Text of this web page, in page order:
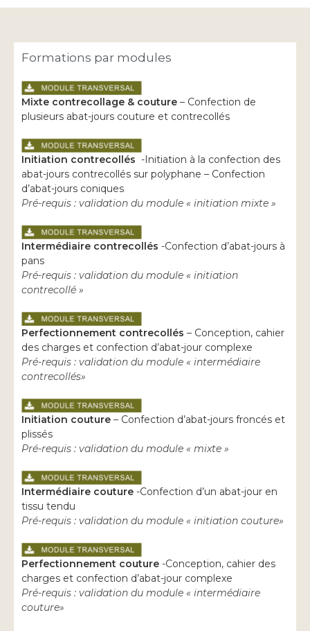
Formations par modules
Mixte contrecollage & couture – Confection de
plusieurs abat-jours couture et contrecollés
Initiation contrecollés -Initiation à la confection des
abat-jours contrecollés sur polyphane – Confection
d’abat-jours coniques
Pré-requis : validation du module « initiation mixte »
Intermédiaire contrecollés -Confection d’abat-jours à
pans
Pré-requis : validation du module « initiation
contrecollé »
Perfectionnement contrecollés – Conception, cahier
des charges et confection d’abat-jour complexe
Pré-requis : validation du module « intermédiaire
contrecollés»
Initiation couture – Confection d’abat-jours froncés et
plissés
Pré-requis : validation du module « mixte »
Intermédiaire couture -Confection d’un abat-jour en
tissu tendu
Pré-requis : validation du module « initiation couture»
Perfectionnement couture -Conception, cahier des
charges et confection d’abat-jour complexe
Pré-requis : validation du module « intermédiaire
couture»